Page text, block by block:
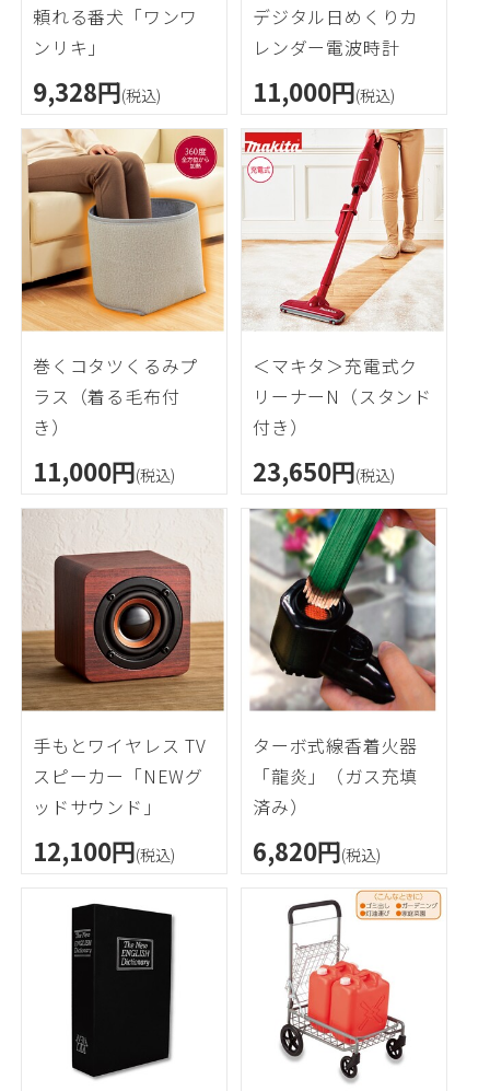
頼れる番犬「ワンワ
ンリキ」
9,328円(税込)
デジタル日めくりカ
レンダー電波時計
11,000円(税込)
巻くコタツくるみプ
ラス（着る毛布付
き）
11,000円(税込)
＜マキタ＞充電式ク
リーナーN（スタンド
付き）
23,650円(税込)
手もとワイヤレス TV
スピーカー「NEWグ
ッドサウンド」
12,100円(税込)
ターボ式線香着火器
「龍炎」（ガス充填
済み）
6,820円(税込)